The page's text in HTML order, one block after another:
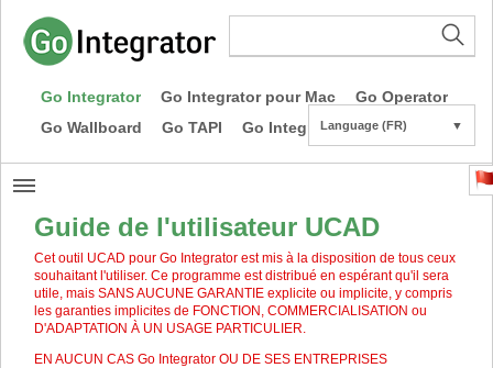
Go Integrator Go Integrator pour Mac
Go Operator
Go Wallboard
Go TAPI Go Integrator CE
Language (FR) ▼
Guide de l'utilisateur UCAD
Cet outil UCAD pour Go Integrator est mis à la disposition de tous ceux
souhaitant l'utiliser. Ce programme est distribué en espérant qu'il sera
utile, mais SANS AUCUNE GARANTIE explicite ou implicite, y compris
les garanties implicites de FONCTION, COMMERCIALISATION ou
D'ADAPTATION À UN USAGE PARTICULIER.
EN AUCUN CAS Go Integrator OU DE SES ENTREPRISES